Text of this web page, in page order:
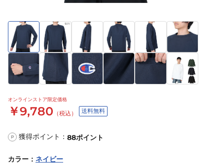
オンラインストア限定価格
￥9,780 （税込） 送料無料
P 獲得ポイント： 88ポイント
カラー ： ネイビー